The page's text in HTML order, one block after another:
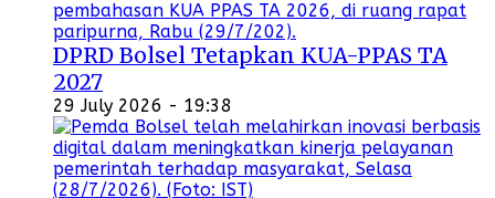
DPRD Bolsel Tetapkan KUA-PPAS TA
2027
29 July 2026 - 19:38